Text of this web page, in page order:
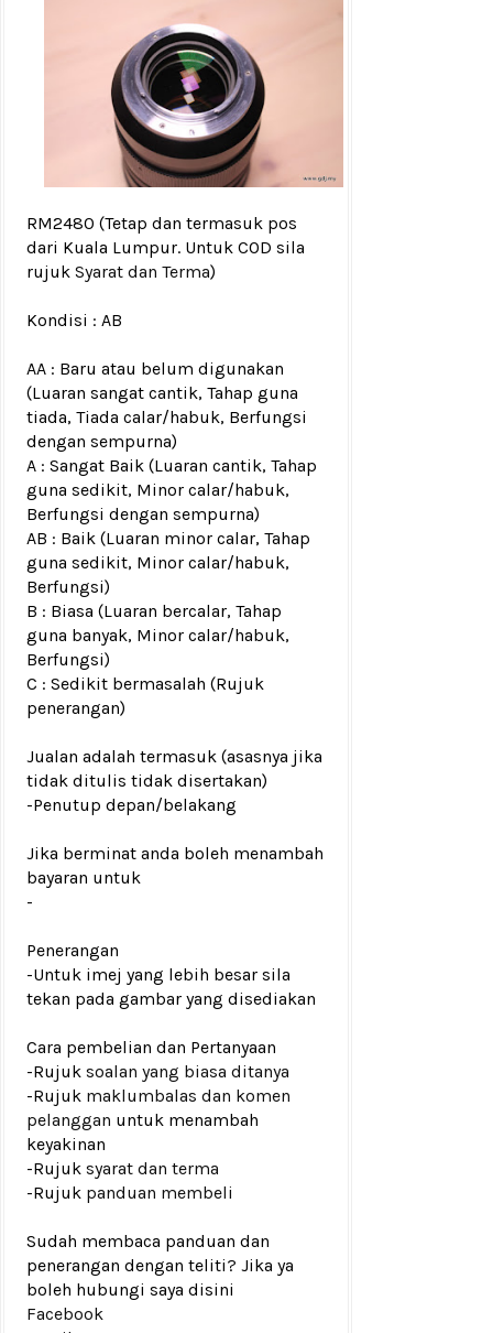
RM2480 (Tetap dan termasuk pos
dari Kuala Lumpur. Untuk COD sila
rujuk Syarat dan Terma)
Kondisi : AB
AA : Baru atau belum digunakan
(Luaran sangat cantik, Tahap guna
tiada, Tiada calar/habuk, Berfungsi
dengan sempurna)
A : Sangat Baik (Luaran cantik, Tahap
guna sedikit, Minor calar/habuk,
Berfungsi dengan sempurna)
AB : Baik (Luaran minor calar, Tahap
guna sedikit, Minor calar/habuk,
Berfungsi)
B : Biasa (Luaran bercalar, Tahap
guna banyak, Minor calar/habuk,
Berfungsi)
C : Sedikit bermasalah (Rujuk
penerangan)
Jualan adalah termasuk (asasnya jika
tidak ditulis tidak disertakan)
-Penutup depan/belakang
Jika berminat anda boleh menambah
bayaran untuk
-
Penerangan
-Untuk imej yang lebih besar sila
tekan pada gambar yang disediakan
Cara pembelian dan Pertanyaan
-Rujuk soalan yang biasa ditanya
-Rujuk maklumbalas dan komen
pelanggan untuk menambah
keyakinan
-Rujuk syarat dan terma
-Rujuk panduan membeli
Sudah membaca panduan dan
penerangan dengan teliti? Jika ya
boleh hubungi saya disini
Facebook